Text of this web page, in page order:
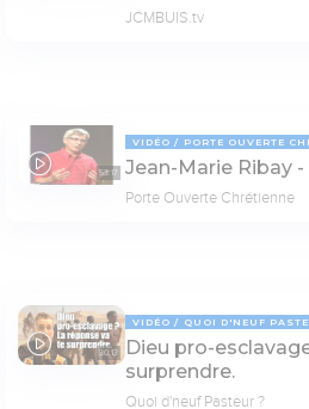
JCMBUIS.tv
53:17
VIDÉO PORTE OUVERTE
Jean-Marie Ribay
Porte Ouverte Chrétienne
30:13
VIDÉO QUOI D'NEUF
Dieu pro-
surprendre.
Quoi d'neuf Pasteur ?